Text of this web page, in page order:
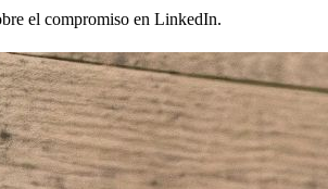
el compromiso en LinkedIn.